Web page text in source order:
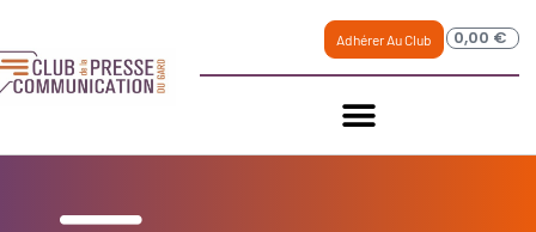
Adhérer Au Club 0,00 €